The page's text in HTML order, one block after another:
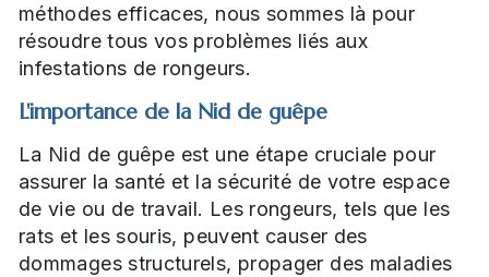
méthodes efficaces, nous sommes là pour
résoudre tous vos problèmes liés aux
infestations de rongeurs.
L'importance de la Nid de guêpe
La Nid de guêpe est une étape cruciale pour
assurer la santé et la sécurité de votre espace
de vie ou de travail. Les rongeurs, tels que les
rats et les souris, peuvent causer des
dommages structurels, propager des maladies